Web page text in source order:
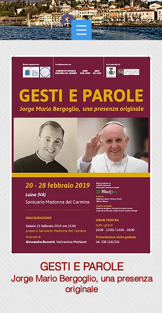
Accedi
GESTI E PAROLE
Jorge Mario Bergoglio, una presenza
originale